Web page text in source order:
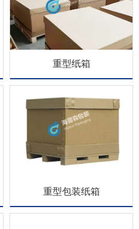
重型纸箱
重型包装纸箱